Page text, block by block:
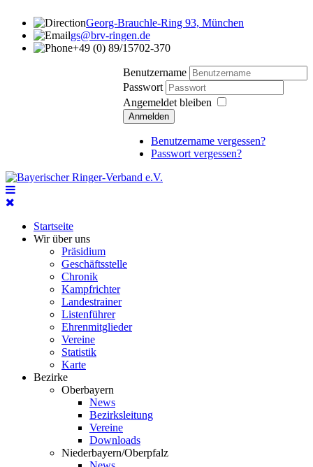
Georg-Brauchle-Ring 93, München
gs@brv-ringen.de
+49 (0) 89/15702-370
Benutzername
Passwort
Angemeldet bleiben
Anmelden
Benutzername vergessen?
Passwort vergessen?
Startseite
Wir über uns
Präsidium
Geschäftsstelle
Chronik
Kampfrichter
Landestrainer
Listenführer
Ehrenmitglieder
Vereine
Statistik
Karte
Bezirke
Oberbayern
News
Bezirksleitung
Vereine
Downloads
Niederbayern/Oberpfalz